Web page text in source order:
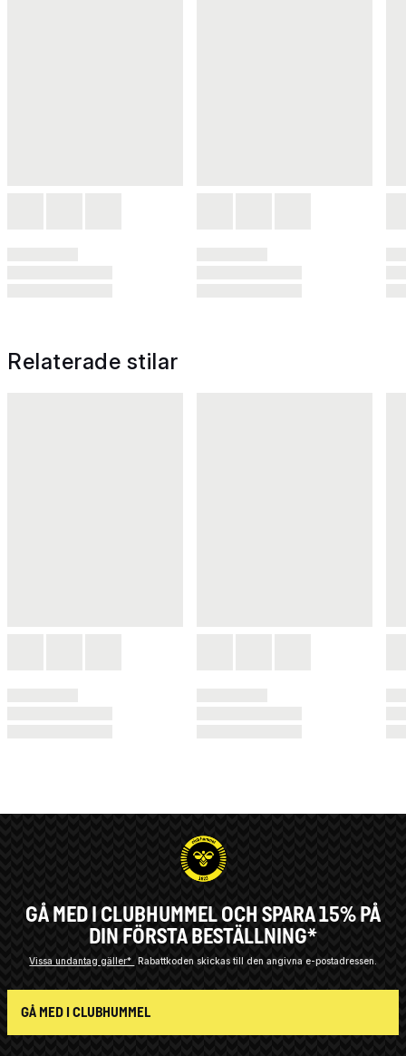
Relaterade stilar
GÅ MED I CLUBHUMMEL OCH SPARA 15% PÅ
DIN FÖRSTA BESTÄLLNING*
Vissa undantag gäller* Rabattkoden skickas till den angivna e-postadressen.
GÅ MED I CLUBHUMMEL